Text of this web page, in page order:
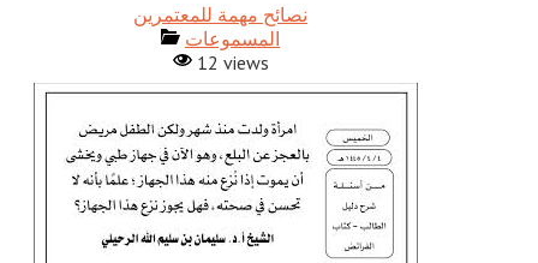
نصائح مهمة للمعتمرين
المسموعات
12 views